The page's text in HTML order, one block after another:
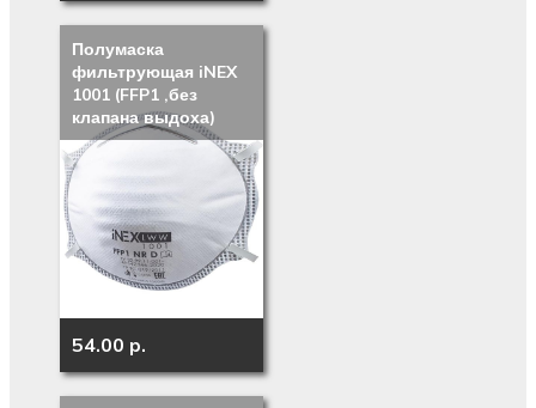
Полумаска
фильтрующая iNEX
1001 (FFP1 ,без
клапана выдоха)
54.00 p.